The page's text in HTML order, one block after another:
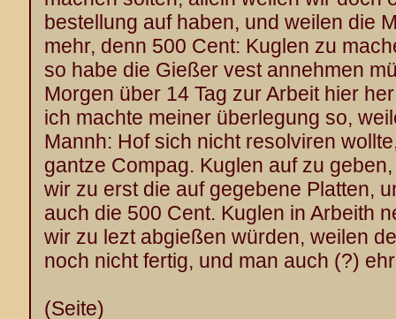
bestellung auf haben, und weilen die
mehr, denn 500 Cent: Kuglen zu
so habe die Gießer vest annehmen
Morgen über 14 Tag zur Arbeit hier
ich machte meiner überlegung so,
Mannh: Hof sich nicht resolviren
gantze Compag. Kuglen auf zu
wir zu erst die auf gegebene Platten,
auch die 500 Cent. Kuglen in Arbeith
wir zu lezt abgießen würden, weilen
noch nicht fertig, und man auch (?)
(Seite)